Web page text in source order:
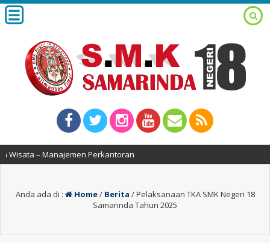
– Manajemen Perkantoran
Anda ada di : Home/ Berita /Pelaksanaan TKA SMK Negeri 18
Samarinda Tahun 2025